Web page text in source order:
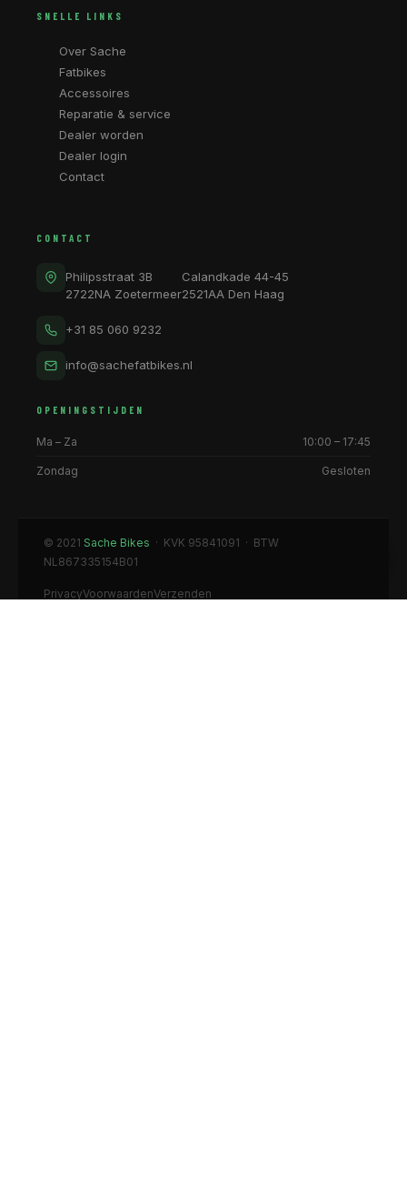
SNELLE LINKS
Over Sache
Fatbikes
Accessoires
Reparatie & service
Dealer worden
Dealer login
Contact
CONTACT
Philipsstraat 3B
2722NA Zoetermeer
Calandkade 44-45
2521AA Den Haag
+31 85 060 9232
info@sachefatbikes.nl
OPENINGSTIJDEN
Ma – Za 10:00 – 17:45
Zondag Gesloten
© 2021 Sache Bikes · KVK 95841091 · BTW
NL867335154B01
PrivacyVoorwaardenVerzenden